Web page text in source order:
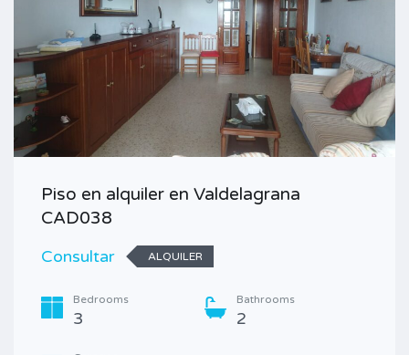
Piso en alquiler en Valdelagrana
CAD038
Consultar
ALQUILER
Bedrooms
3
Bathrooms
2